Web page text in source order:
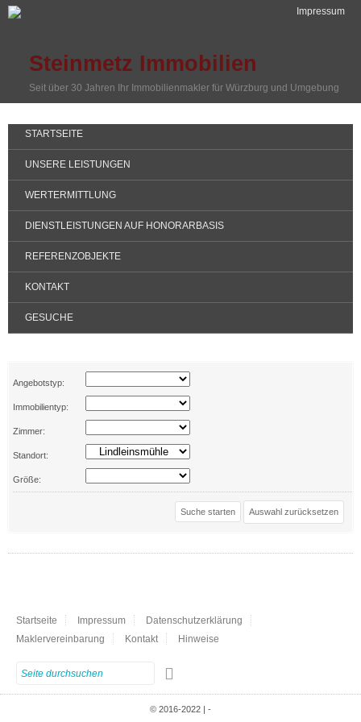
Impressum
Steinmetz Immobilien
Seit über 30 Jahren Ihr Immobilienmakler für Würzburg und Umgebung
STARTSEITE
UNSERE LEISTUNGEN
WERTERMITTLUNG
DIENSTLEISTUNGEN AUF HONORARBASIS
REFERENZOBJEKTE
KONTAKT
GESUCHE
Angebotstyp:
Immobilientyp:
Zimmer:
Standort:
Größe:
Auswahl zurücksetzen
Startseite Impressum
Datenschutzerklärung
Maklervereinbarung
Kontakt Hinweise
© 2016-2022 | -